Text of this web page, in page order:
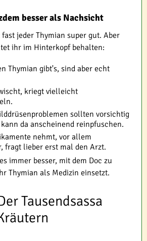
besser als Nachsicht
jeder Thymian super gut. Aber
ihr im Hinterkopf behalten:
Thymian gibt's, sind aber echt
kriegt vielleicht
sollten vorsichtig
da anscheinend reinpfuschen.
nehmt, vor allem
fragt lieber erst mal den Arzt.
immer besser, mit dem Doc zu
Thymian als Medizin einsetzt.
Tausendsassa